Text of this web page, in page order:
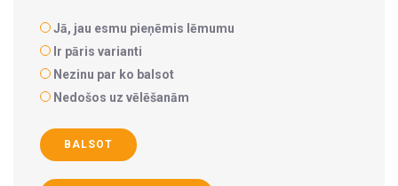
Jā, jau esmu pieņēmis lēmumu
Ir pāris varianti
Nezinu par ko balsot
Nedošos uz vēlēšanām
BALSOT